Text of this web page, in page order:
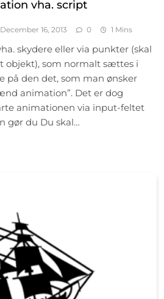
vha. script
December 16, 2013 0 1 Mins
skydere eller via punkter (skal
objekt), som normalt sættes i
på den det, som man ønsker
animation”. Det er dog
animationen via input-feltet
gør du Du skal…